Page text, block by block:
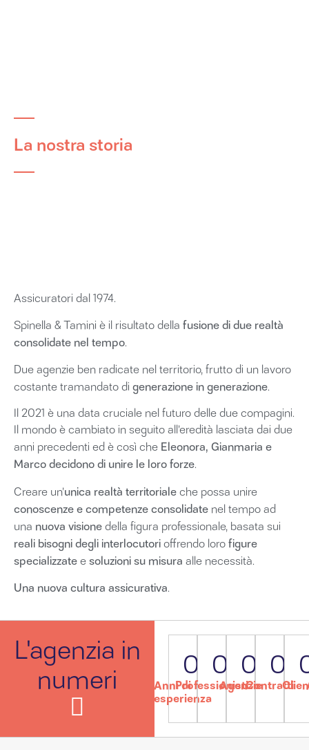
La nostra storia
Assicuratori dal 1974.
Spinella & Tamini è il risultato della fusione di due realtà
consolidate nel tempo.
Due agenzie ben radicate nel territorio, frutto di un lavoro
costante tramandato di generazione in generazione.
Il 2021 è una data cruciale nel futuro delle due compagini.
Il mondo è cambiato in seguito all’eredità lasciata dai due
anni precedenti ed è così che Eleonora, Gianmaria e
Marco decidono di unire le loro forze.
Creare un’unica realtà territorialeche possa unire
conoscenze e competenze consolidate nel tempo ad
una nuova visionedella figura professionale, basata sui
reali bisogni degli interlocutorioffrendo lorofigure
specializzatee soluzioni su misura alle necessità.
Una nuova cultura assicurativa.
L'agenzia in
numeri
Anni di
esperienza
0
Professionisti
0
Agenzie
0
Contratti
0